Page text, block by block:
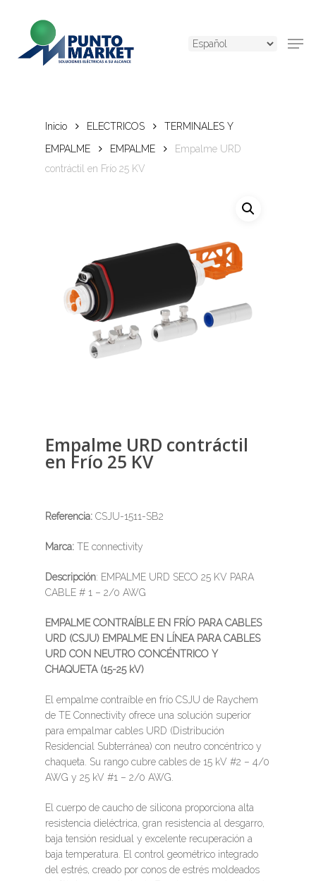
content
Inicio ELECTRICOS
TERMINALES Y
EMPALME
EMPALME
Empalme URD
contráctil en Frío 25 KV
Empalme URD contráctil
en Frío 25 KV
Referencia: CSJU-1511-SB2
Marca: TE connectivity
Descripción: EMPALME URD SECO 25 KV PARA
CABLE # 1 – 2/0 AWG
EMPALME CONTRAÍBLE EN FRÍO PARA CABLES
URD (CSJU) EMPALME EN LÍNEA PARA CABLES
URD CON NEUTRO CONCÉNTRICO Y
CHAQUETA (15-25 kV)
El empalme contraíble en frío CSJU de Raychem
de TE Connectivity ofrece una solución superior
para empalmar cables URD (Distribución
Residencial Subterránea) con neutro concéntrico y
chaqueta. Su rango cubre cables de 15 kV #2 – 4/0
AWG y 25 kV #1 – 2/0 AWG.
El cuerpo de caucho de silicona proporciona alta
resistencia dieléctrica, gran resistencia al desgarro,
baja tensión residual y excelente recuperación a
baja temperatura. El control geométrico integrado
del estrés, creado por conos de estrés moldeados